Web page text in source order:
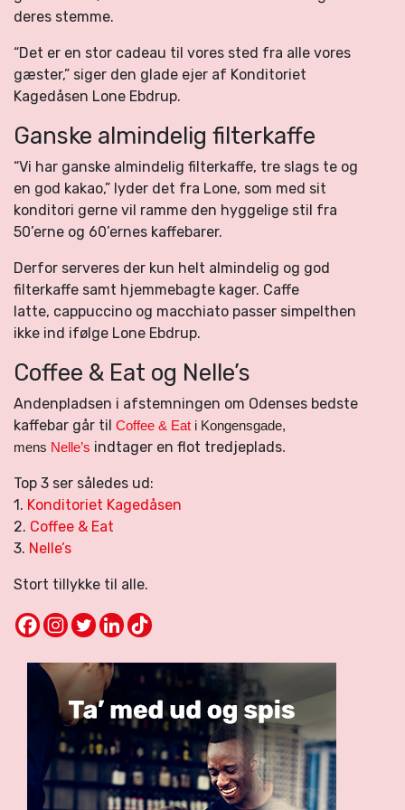
deres stemme.
“Det er en stor cadeau til vores sted fra alle vores
gæster,” siger den glade ejer af Konditoriet
Kagedåsen Lone Ebdrup.
Ganske almindelig filterkaffe
“Vi har ganske almindelig filterkaffe, tre slags te og
en god kakao,” lyder det fra Lone, som med sit
konditori gerne vil ramme den hyggelige stil fra
50’erne og 60’ernes kaffebarer.
Derfor serveres der kun helt almindelig og god
filterkaffe samt hjemmebagte kager. Caffe
latte, cappuccino og macchiato passer simpelthen
ikke ind ifølge Lone Ebdrup.
Coffee & Eat og Nelle’s
Andenpladsen i afstemningen om Odenses bedste
kaffebar går til Coffee & Eat i Kongensgade,
mens Nelle’s indtager en flot tredjeplads.
Top 3 ser således ud:
1. Konditoriet Kagedåsen
2. Coffee & Eat
3. Nelle’s
Stort tillykke til alle.